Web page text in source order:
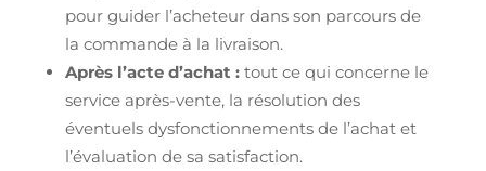
pour guider l’acheteur dans son parcours de
la commande à la livraison.
Après l’acte d’achat : tout ce qui concerne le
service après-vente, la résolution des
éventuels dysfonctionnements de l’achat et
l’évaluation de sa satisfaction.